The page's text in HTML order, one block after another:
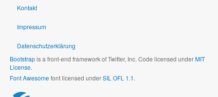
Kontakt
Impressum
Datenschutzerklärung
Bootstrapis a front-end framework of Twitter, Inc. Code licensed underMIT
License.
Font Awesomefont licensed underSIL OFL 1.1.